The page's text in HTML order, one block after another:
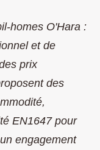
homes O'Hara :
et de
prix
des
EN1647 pour
engagement